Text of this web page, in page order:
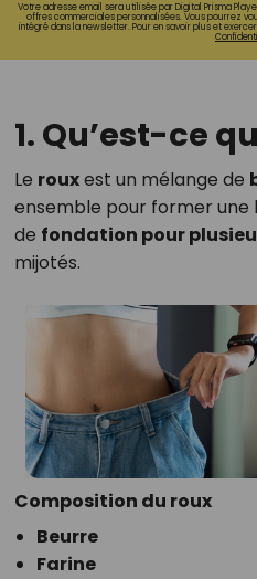
Votre adresse email sera utilisée par Digital Prisma
offres commerciales personnalisées. Vous pourrez
intégré dans la newsletter. Pour en savoir plus et
1. Qu’est-ce
Le rouxest un mélange de
ensemble pour former une
de fondation pour
mijotés.
Composition du roux
Beurre
Farine